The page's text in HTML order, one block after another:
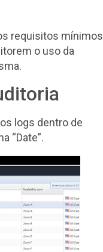
requisitos mínimos
o uso da
logs dentro de
“Date”.